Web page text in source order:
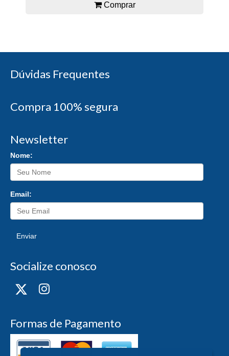
Comprar
Dúvidas Frequentes
Compra 100% segura
Newsletter
Nome:
Email:
Enviar
Socialize conosco
Formas de Pagamento